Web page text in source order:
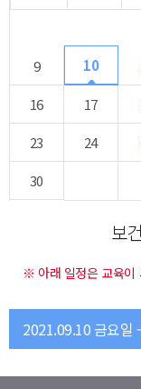
9
10
16
17
23
24
30
보
※ 아래 일정은 교육이
2021.09.10 금요일